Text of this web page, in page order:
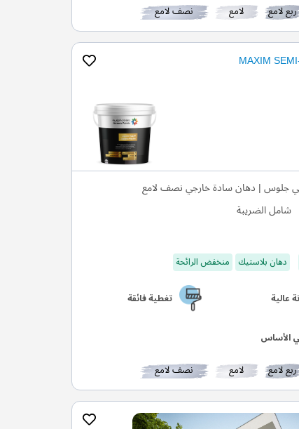
ربع لامع لامع نصف لامع
جلوس | دهان سادة خارجي نصف لامع
شامل الضريبة
دهان بلاستيك منخفض الرائحة
عالية تغطية فائقة
الأساس
ربع لامع لامع نصف لامع